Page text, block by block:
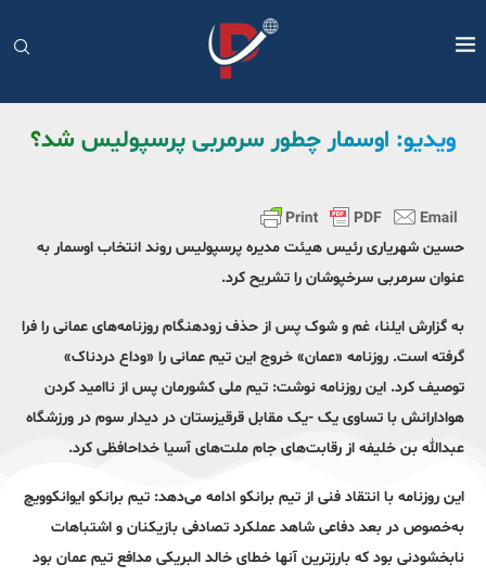
ویدیو: اوسمار چطور سرمربی پرسپولیس شد؟
حسین شهریاری رئیس هیئت مدیره پرسپولیس روند انتخاب اوسمار به
عنوان سرمربی سرخپوشان را تشریح کرد.
به گزارش ایلنا، غم و شوک پس از حذف زودهنگام روزنامه‌های عمانی را فرا
گرفته است‌. روزنامه «عمان» خروج این تیم عمانی را «وداع دردناک»
توصیف کرد. این روزنامه نوشت: تیم ملی کشورمان پس از ناامید کردن
هوادارانش با تساوی یک -یک مقابل قرقیزستان در دیدار سوم در ورزشگاه
عبدالله بن خلیفه از رقابت‌های جام ملت‌های آسیا خداحافظی کرد.
این روزنامه با انتقاد فنی از تیم برانکو ادامه می‌دهد: تیم برانکو ایوانکوویچ
به‌خصوص در بعد دفاعی شاهد عملکرد تصادفی بازیکنان و اشتباهات
نابخشودنی بود که بارزترین آنها خطای خالد البریکی مدافع تیم عمان بود